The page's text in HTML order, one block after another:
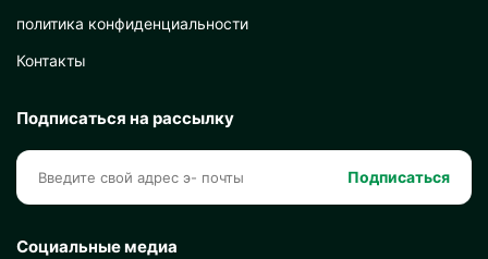
политика конфиденциальности
Контакты
Подписаться на рассылку
Подписаться
Социальные медиа